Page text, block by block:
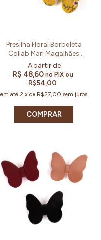
Presilha Floral Borboleta
Collab Mari Magalhães
Boscheiro
R$ 48,60no PIX ou
R$54,00
em até2 xde R$27,00 sem juros
COMPRAR